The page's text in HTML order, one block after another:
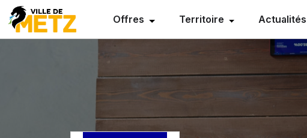
Offres Territoire Actualités